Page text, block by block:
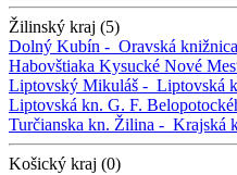
Žilinský kraj (5)
Dolný Kubín - Oravská
Habovštiaka Kysucké Nové
Liptovský Mikuláš - Liptovská
Liptovská kn. G. F.
Turčianska kn. Žilina - Krajská
Košický kraj (0)